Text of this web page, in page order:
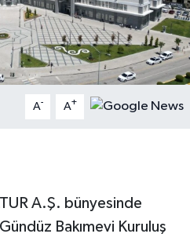
A- A+
A.Ş. bünyesinde
Bakımevi Kuruluş